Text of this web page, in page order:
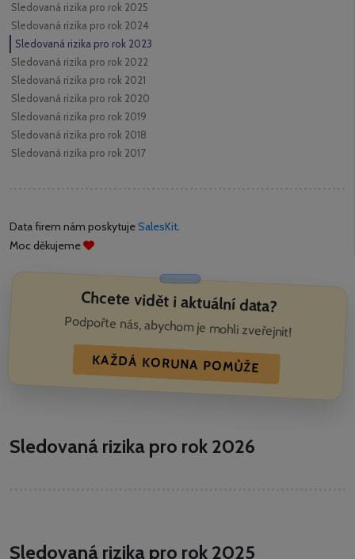
Sledovaná rizika pro rok 2025
Sledovaná rizika pro rok 2024
Sledovaná rizika pro rok 2023
Sledovaná rizika pro rok 2022
Sledovaná rizika pro rok 2021
Sledovaná rizika pro rok 2020
Sledovaná rizika pro rok 2019
Sledovaná rizika pro rok 2018
Sledovaná rizika pro rok 2017
Data firem nám poskytujeSalesKit.
Moc děkujeme
Chcete vidět i aktuální data?
Podpořte nás, abychom je mohli zveřejnit!
KAŽDÁ KORUNA POMŮŽE
Sledovaná rizika pro rok 2026
Sledovaná rizika pro rok 2025